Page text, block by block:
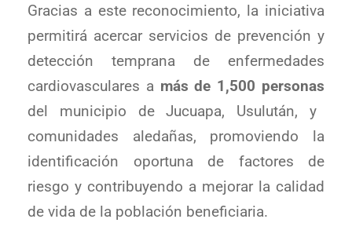
Gracias a este reconocimiento, la iniciativa
permitirá acercar servicios de prevención y
detección temprana de enfermedades
cardiovasculares a más de 1,500 personas
del municipio de Jucuapa, Usulután, y
comunidades aledañas, promoviendo la
identificación oportuna de factores de
riesgo y contribuyendo a mejorar la calidad
de vida de la población beneficiaria.